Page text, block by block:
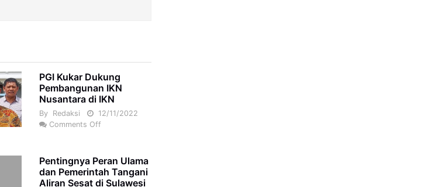
PGI Kukar Dukung
Pembangunan IKN
Nusantara di IKN
By Redaksi
12/11/2022
Comments Off
Pentingnya Peran Ulama
dan Pemerintah Tangani
Aliran Sesat di Sulawesi